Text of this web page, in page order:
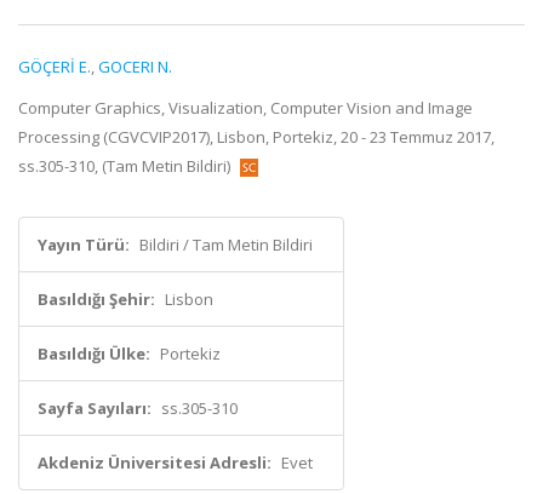
GÖÇERİ E.,GOCERI N.
Computer Graphics, Visualization, Computer Vision and Image
Processing (CGVCVIP2017), Lisbon, Portekiz, 20 - 23 Temmuz 2017,
ss.305-310, (Tam Metin Bildiri)
Yayın Türü: Bildiri / Tam Metin Bildiri
Basıldığı Şehir: Lisbon
Basıldığı Ülke: Portekiz
Sayfa Sayıları: ss.305-310
Akdeniz Üniversitesi Adresli: Evet